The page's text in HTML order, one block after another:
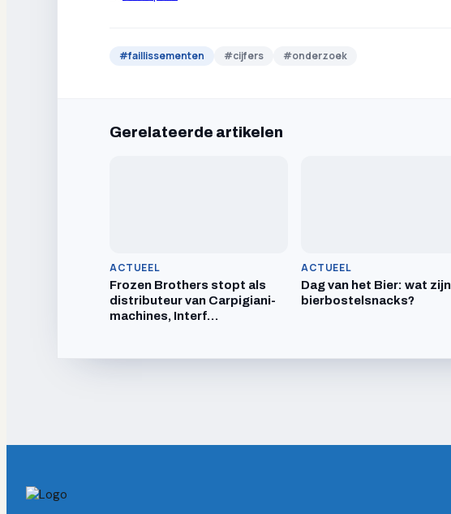
#faillissementen #cijfers #onderzoek
Gerelateerde artikelen
ACTUEEL
Frozen Brothers stopt als
distributeur van Carpigiani-
machines, Interf…
ACTUEEL
Dag van het Bier: wat zijn
bierbostelsnacks?